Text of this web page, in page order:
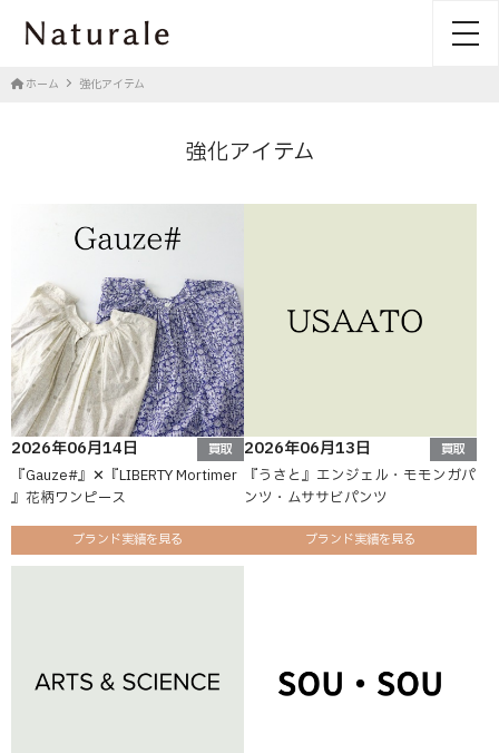
ホーム 強化アイテム
強化アイテム
2026年06月14日 買取
『Gauze#』✕『LIBERTY Mortimer
』花柄ワンピース
ブランド実績を見る
2026年06月13日 買取
『うさと』エンジェル・モモンガパ
ンツ・ムササビパンツ
ブランド実績を見る